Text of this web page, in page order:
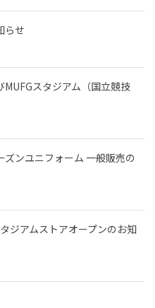
らせ
スタジアム（国立競技
ンユニフォーム 一般販売の
ジアムストアオープンのお知